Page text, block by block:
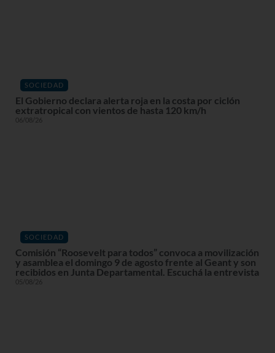
SOCIEDAD
El Gobierno declara alerta roja en la costa por ciclón
extratropical con vientos de hasta 120 km/h
06/08/26
SOCIEDAD
Comisión “Roosevelt para todos” convoca a movilización
y asamblea el domingo 9 de agosto frente al Geant y son
recibidos en Junta Departamental. Escuchá la entrevista
05/08/26